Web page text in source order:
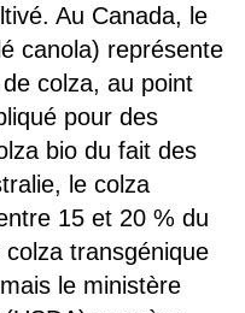
Au Canada, le
canola) représente
colza, au point
pour des
bio du fait des
le colza
15 et 20 % du
transgénique
le ministère